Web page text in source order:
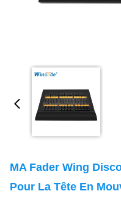
MA Fader Wing
Pour La Tête En